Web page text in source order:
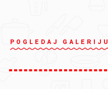
POGLEDAJ GALERIJU